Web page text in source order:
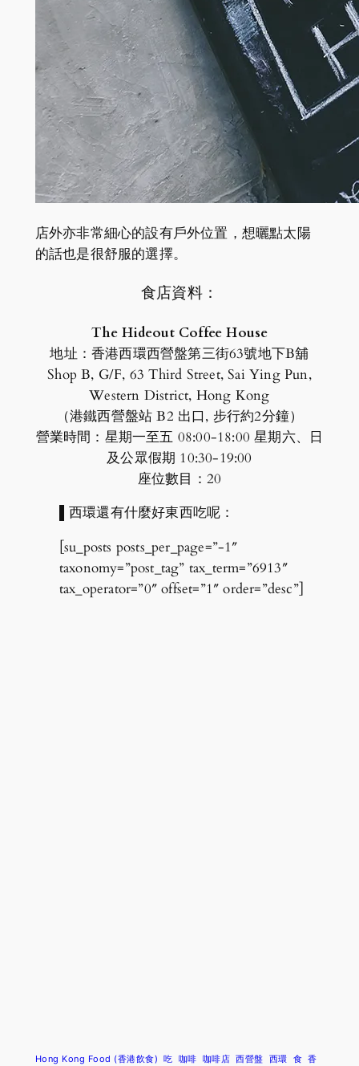
店外亦非常細心的設有戶外位置，想曬點太陽
的話也是很舒服的選擇。
食店資料：
The Hideout Coffee House
地址：香港西環西營盤第三街63號地下B舖
Shop B, G/F, 63 Third Street, Sai Ying Pun,
Western District, Hong Kong
（港鐵西營盤站 B2 出口, 步行約2分鐘）
營業時間：星期一至五 08:00-18:00 星期六、日
及公眾假期 10:30-19:00
座位數目：20
▌西環還有什麼好東西吃呢：
[su_posts posts_per_page=”-1″
taxonomy=”post_tag” tax_term=”6913″
tax_operator=”0″ offset=”1″ order=”desc”]
Hong Kong Food (香港飲食) 吃 咖啡 咖啡店 西營盤 西環 食 香